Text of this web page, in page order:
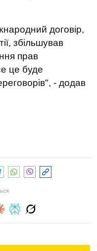
договір,
збільшував
прав
це буде
- додав